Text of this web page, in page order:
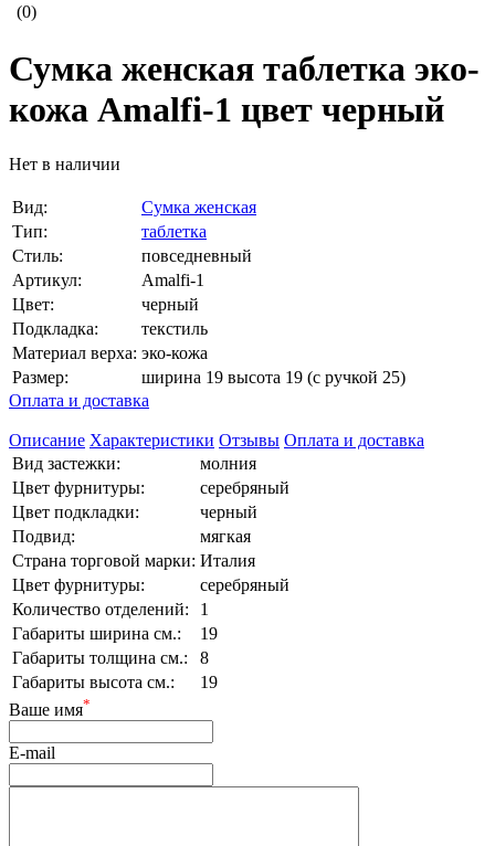
(0)
Сумка женская таблетка эко-
кожа Amalfi-1 цвет черный
Нет в наличии
Вид:
Сумка женская
Тип:
таблетка
Стиль:
повседневный
Артикул:
Amalfi-1
Цвет:
черный
Подкладка:
текстиль
Материал верха: эко-кожа
Размер:
ширина 19 высота 19 (с ручкой 25)
Оплата и доставка
Описание Характеристики Отзывы Оплата и доставка
Вид застежки:
молния
Цвет фурнитуры:
серебряный
Цвет подкладки:
черный
Подвид:
мягкая
Страна торговой марки: Италия
Цвет фурнитуры:
серебряный
Количество отделений:
1
Габариты ширина см.:
19
Габариты толщина см.:
8
Габариты высота см.:
19
Ваше имя*
E-mail